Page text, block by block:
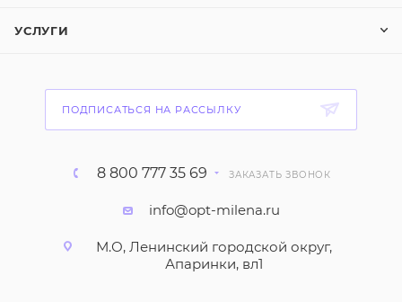
УСЛУГИ
ПОДПИСАТЬСЯ НА РАССЫЛКУ
8 800 777 35 69 ЗАКАЗАТЬ ЗВОНОК
info@opt-milena.ru
М.О, Ленинский городской округ,
Апаринки, вл1